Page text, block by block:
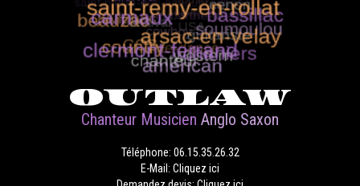
OUTLAW
Chanteur Musicien Anglo Saxon
Téléphone: 06.15.35.26.32
E-Mail: Cliquez ici